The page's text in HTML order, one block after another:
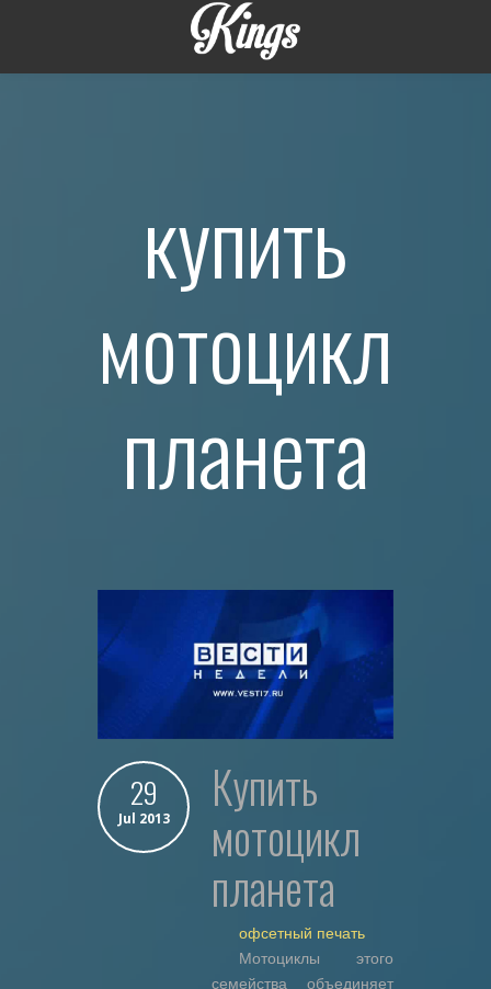
купить
мотоцикл
планета
29
Jul 2013 купить
мотоцикл
планета
офсетный печать
Мотоциклы этого
семейства объединяет